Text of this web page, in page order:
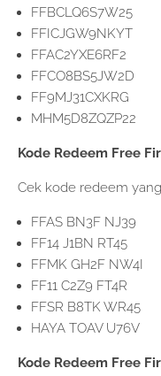
FFBCLQ6S7W25
FFICJGW9NKYT
FFAC2YXE6RF2
FFCO8BS5JW2D
FF9MJ31CXKRG
MHM5D8ZQZP22
Kode Redeem Free
Cek kode redeem
FFAS BN3F NJ39
FF14 J1BN RT45
FFMK GH2F NW4I
FF11 C2Z9 FT4R
FFSR B8TK WR45
HAYA TOAV U76V
Kode Redeem Free